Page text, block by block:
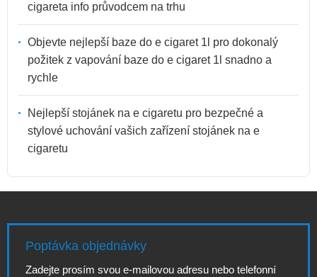
cigareta info průvodcem na trhu
Objevte nejlepší baze do e cigaret 1l pro dokonalý
požitek z vapování baze do e cigaret 1l snadno a
rychle
Nejlepší stojánek na e cigaretu pro bezpečné a
stylové uchování vašich zařízení stojánek na e
cigaretu
Poptávka objednávky
Zadejte prosím svou e-mailovou adresu nebo telefonní